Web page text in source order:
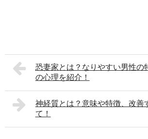
恐妻家とは？なりやすい男性の
の心理を紹介！
神経質とは？意味や特徴、改善
て！